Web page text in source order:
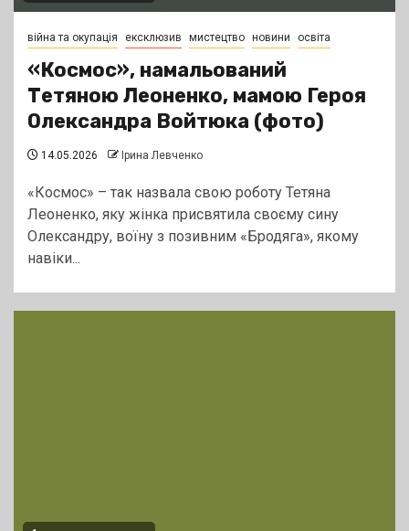
війна та окупація ексклюзив мистецтво новини освіта
«Космос», намальований
Тетяною Леоненко, мамою Героя
Олександра Войтюка (фото)
14.05.2026 Ірина Левченко
«Космос» – так назвала свою роботу Тетяна
Леоненко, яку жінка присвятила своєму сину
Олександру, воїну з позивним «Бродяга», якому
навіки...